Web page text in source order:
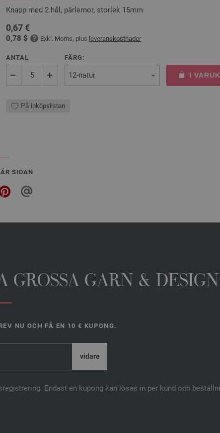
Knapp med 2 hål, pärlemor, storlek 15mm
0,67 €
0,78 $ Exkl. Moms, plus leveranskostnader
ANTAL FÄRG:
I
På inköpslistan
SIDAN
GARN & DESIGN
NU OCH FÅ EN 10 € KUPONG.
Endast en kupong kan lösas in per kund och